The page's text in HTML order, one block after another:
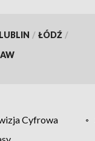
LUBLIN / ŁÓDŹ /
Cyfrowa